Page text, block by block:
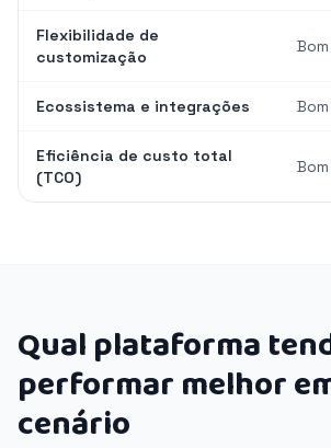
Flexibilidade de
customização
Bom
Ecossistema e integrações Bom
Eficiência de custo total
(TCO)
Bom
Qual plataforma
performar melhor
cenário